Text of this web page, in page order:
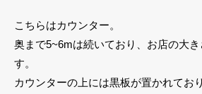
こちらはカウンター。
奥まで5~6mは続いており、お店の大
す。
カウンターの上には黒板が置かれてお